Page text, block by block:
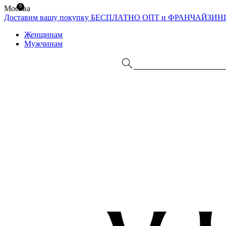
Москва
Доставим вашу покупку БЕСПЛАТНО ОПТ и
Женщинам
Мужчинам
0